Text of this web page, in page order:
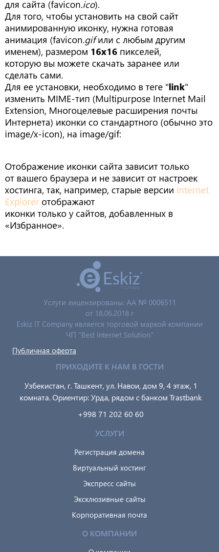
для сайта (favicon.ico).
Для того, чтобы установить на свой сайт
анимированную иконку, нужна готовая
анимация (favicon.gifили с любым другим
именем), размером 16х16 пикселей,
которую вы можете скачать заранее или
сделать сами.
Для ее установки, необходимо в теге "link"
изменить MIME-тип (Multipurpose Internet Mail
Extension, Многоцелевые расширения почты
Интернета) иконки со стандартного (обычно это
image/x-icon), на image/gif:
Отображение иконки сайта зависит только
от вашего браузера и не зависит от настроек
хостинга, так, например, старые версии Internet
Explorer отображают
иконки только у сайтов, добавленных в
«Избранное».
Услуги лицензированы: AA № 0006511
от 18.06.2018 г
Eskiz IT Company является торговой маркой компании
ЧП "Best Internet Solution"
Публичная оферта
ПРИХОДИТЕ К НАМ В ГОСТИ
Узбекистан, г. Ташкент, ул. Навои, дом 9, 4 этаж, 1
комната. Ориентир: Урда, рядом с банком Trastbank
+998 71 202 60 60
УСЛУГИ
Регистрация домена
Виртуальный хостинг
Экспресс сайты
Эксклюзивные сайты
Корпоративная почта
О КОМПАНИИ